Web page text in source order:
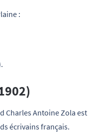
:
Charles Antoine Zola est
écrivains français.